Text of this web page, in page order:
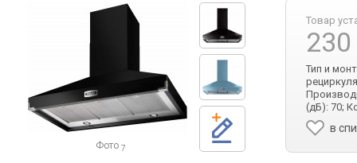
Фото 7
Товар
Тип и
(дБ): 70;
в